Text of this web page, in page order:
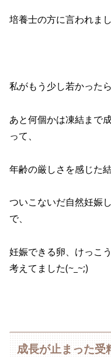
培養士の方に言われまし
私がもう少し若かったら
あと何個かは凍結まで
って、
年齢の厳しさを感じた
ついこないだ自然妊娠
で、
妊娠できる卵、けっこ
考えてました(~_~;)
成長が止まった受